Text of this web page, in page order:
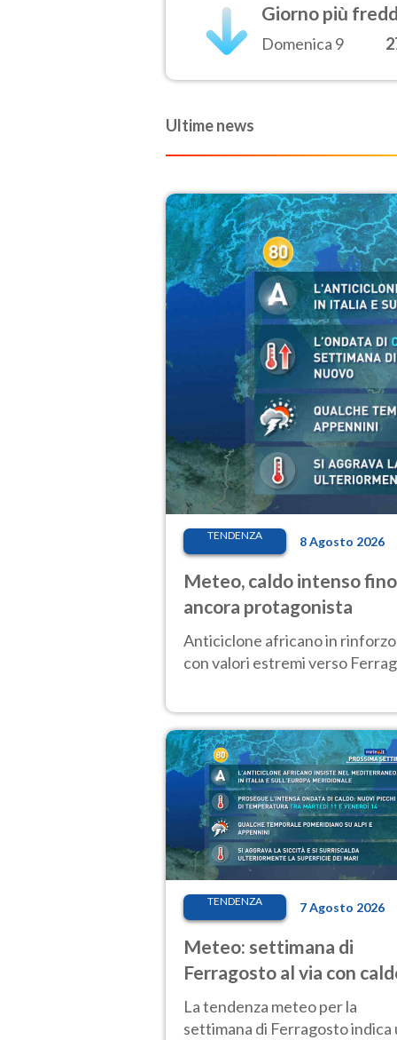
Giorno più
Domenica 9
Ultime news
TENDENZA 8 Agosto 2026
Meteo, caldo intenso
ancora protagonista
Anticiclone africano in
con valori estremi verso
TENDENZA 7 Agosto 2026
Meteo: settimana di
Ferragosto al via con
intenso e qualche
La tendenza meteo per la
settimana di Ferragosto indica